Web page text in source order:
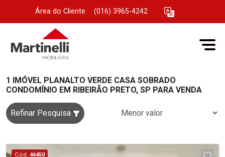
Área do Cliente (016) 3965-4242
1 IMÓVEL PLANALTO VERDE CASA SOBRADO
CONDOMÍNIO EM RIBEIRÃO PRETO, SP PARA VENDA
Refinar Pesquisa
Cód. 46450